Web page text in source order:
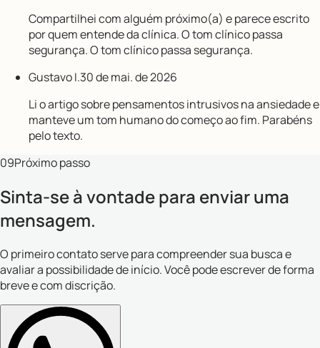
Compartilhei com alguém próximo(a) e parece escrito
por quem entende da clínica. O tom clínico passa
segurança. O tom clínico passa segurança.
Gustavo I.30 de mai. de 2026
Li o artigo sobre pensamentos intrusivos na ansiedade e
manteve um tom humano do começo ao fim. Parabéns
pelo texto.
09Próximo passo
Sinta-se à vontade para enviar uma
mensagem.
O primeiro contato serve para compreender sua busca e
avaliar a possibilidade de início. Você pode escrever de forma
breve e com discrição.